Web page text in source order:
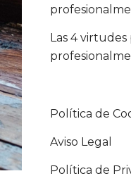
Las 4
Política de
Aviso Legal
Política de